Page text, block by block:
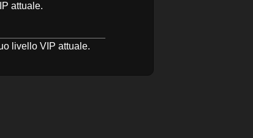
attuale.
livello VIP attuale.